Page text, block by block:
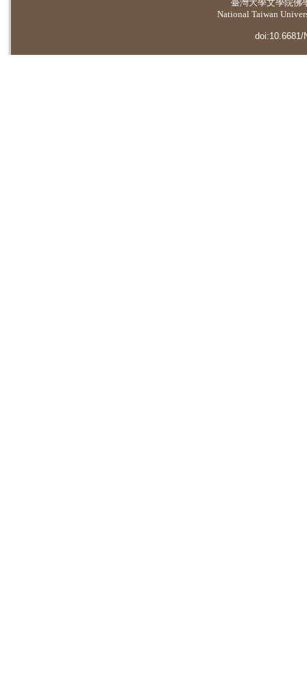
臺灣大學文學院佛
National Taiwan
doi:10.6681/